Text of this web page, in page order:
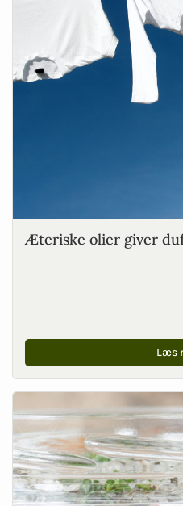
Æteriske olier giver
Læs